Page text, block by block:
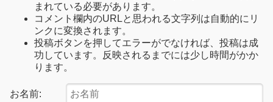
まれている必要があります。
コメント欄内のURLと思われる文字列は自動的にリ
ンクに変換されます。
投稿ボタンを押してエラーがでなければ、投稿は成
功しています。反映されるまでには少し時間がかか
ります。
お名前: